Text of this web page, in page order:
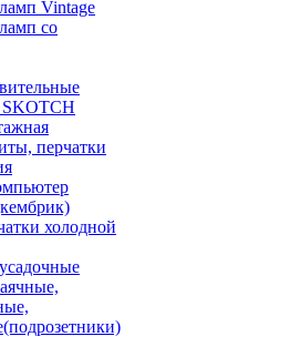
Vintage
со
перчатки
холодной